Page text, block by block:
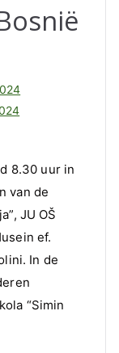
8.30 uur in
van de
JU OŠ
ef.
In de
“Simin